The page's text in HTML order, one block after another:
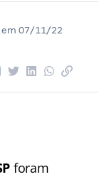
em 07/11/22
foram